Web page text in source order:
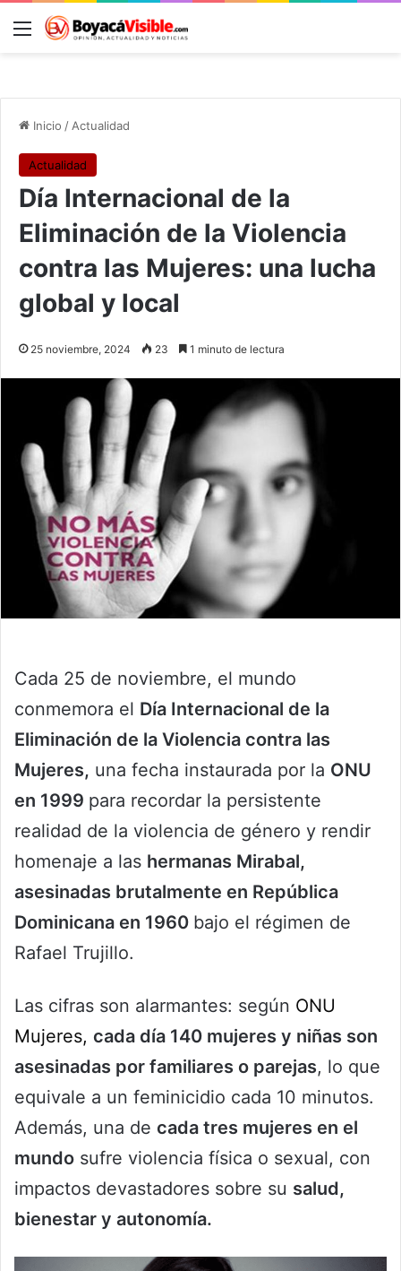
Menú
Inicio / Actualidad
Actualidad
Día Internacional de la
Eliminación de la Violencia
contra las Mujeres: una lucha
global y local
25 noviembre, 2024 23 1 minuto de lectura
Cada 25 de noviembre, el mundo
conmemora el Día Internacional de la
Eliminación de la Violencia contra las
Mujeres, una fecha instaurada por la ONU
en 1999 para recordar la persistente
realidad de la violencia de género y rendir
homenaje a las hermanas Mirabal,
asesinadas brutalmente en República
Dominicana en 1960 bajo el régimen de
Rafael Trujillo.
Las cifras son alarmantes: según ONU
Mujeres, cada día 140 mujeres y niñas son
asesinadas por familiares o parejas, lo que
equivale a un feminicidio cada 10 minutos.
Además, una de cada tres mujeres en el
mundo sufre violencia física o sexual, con
impactos devastadores sobre su salud,
bienestar y autonomía.